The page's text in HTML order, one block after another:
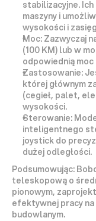
stabilizacyjne.
maszyny i
wysokości i
Moc: Zazwyczaj
(100 KM) lub w
odpowiednią moc
Zastosowanie:
której głównym
(cegieł, palet,
wysokości.
Sterowanie:
inteligentnego
joystick do
dużej odległości.
Podsumowując:
teleskopową o
pionowym,
efektywnej pracy
budowlanym.